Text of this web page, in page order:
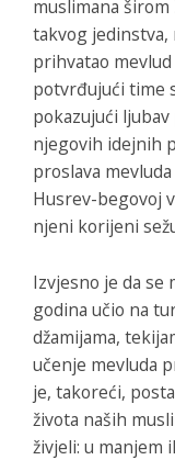
muslimana
takvog jedinstva,
prihvatao
potvrđujući time
pokazujući
njegovih idejnih
proslava
Husrev-begovoj
njeni korijeni
Izvjesno je da se
godina učio na
džamijama,
učenje mevluda
je, takoreći,
života naših
živjeli: u manjem